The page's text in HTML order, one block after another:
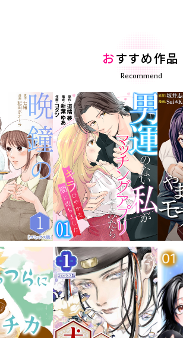
おすすめ作品
Recommend